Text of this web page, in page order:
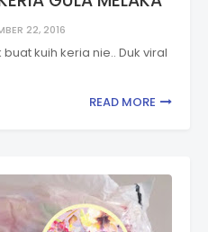
22, 2016
kuih keria nie.. Duk viral
READ MORE